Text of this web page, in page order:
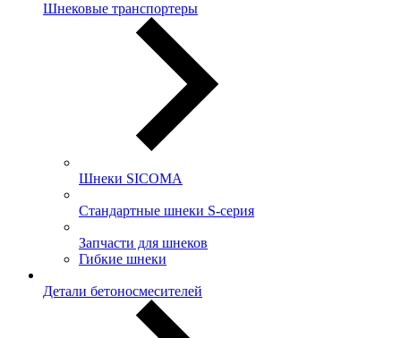
Шнековые транспортеры
Шнеки SICOMA
Стандартные шнеки S-серия
Запчасти для шнеков
Гибкие шнеки
Детали бетоносмесителей